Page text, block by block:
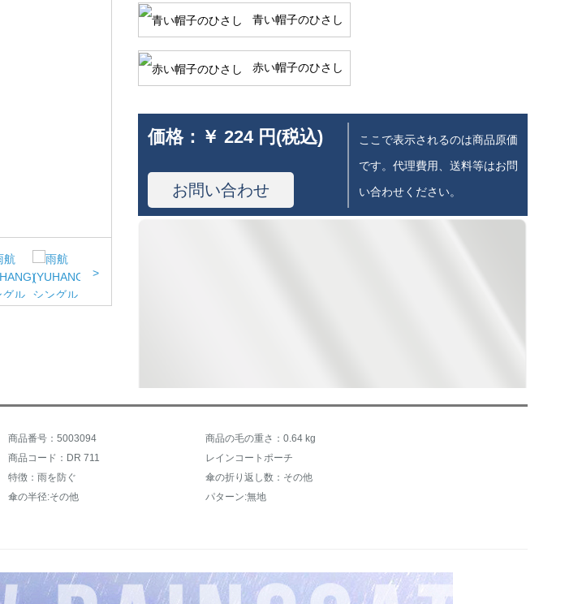
>
青い帽子のひさし
赤い帽子のひさし
価格： ￥ 224 円(税込)
お問い合わせ
ここで表示されるのは商品原価
です。代理費用、送料等はお問
い合わせください。
商品番号：5003094
商品の毛の重さ：0.64 kg
商品コード：DR 711
レインコートポーチ
特徴：雨を防ぐ
傘の折り返し数：その他
傘の半径:その他
パターン:無地